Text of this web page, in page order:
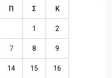
Π Σ Κ
1 2
7 8 9
14 15 16